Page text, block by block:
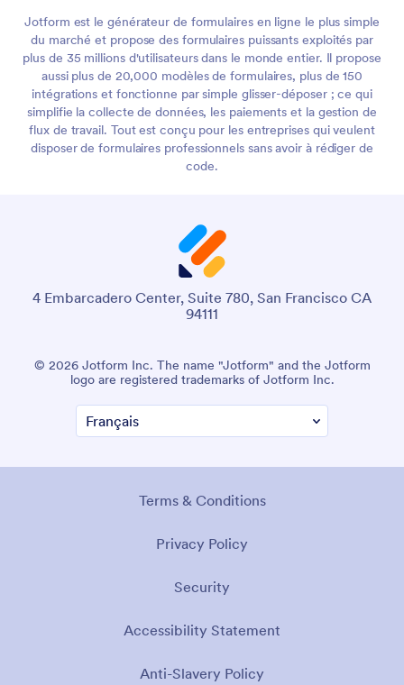
Jotform est le générateur de formulaires en ligne le plus simple
du marché et propose des formulaires puissants exploités par
plus de 35 millions d'utilisateurs dans le monde entier. Il propose
aussi plus de 20,000 modèles de formulaires, plus de 150
intégrations et fonctionne par simple glisser-déposer ; ce qui
simplifie la collecte de données, les paiements et la gestion de
flux de travail. Tout est conçu pour les entreprises qui veulent
disposer de formulaires professionnels sans avoir à rédiger de
code.
4 Embarcadero Center, Suite 780, San Francisco CA
94111
© 2026 Jotform Inc. The name "Jotform" and the Jotform
logo are registered trademarks of Jotform Inc.
Terms & Conditions
Privacy Policy
Security
Accessibility Statement
Anti-Slavery Policy